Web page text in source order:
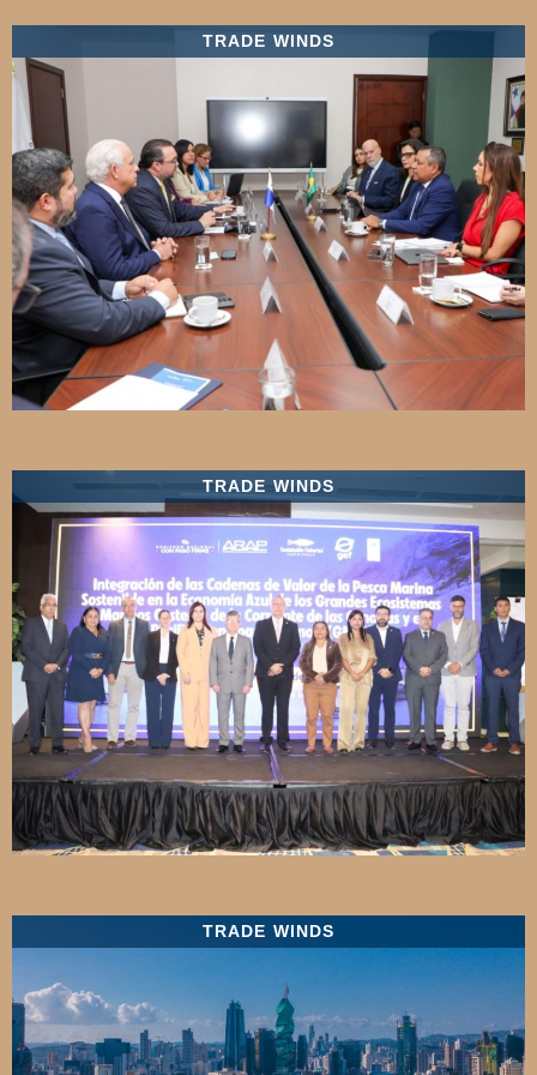
TRADE WINDS
TRADE WINDS
TRADE WINDS